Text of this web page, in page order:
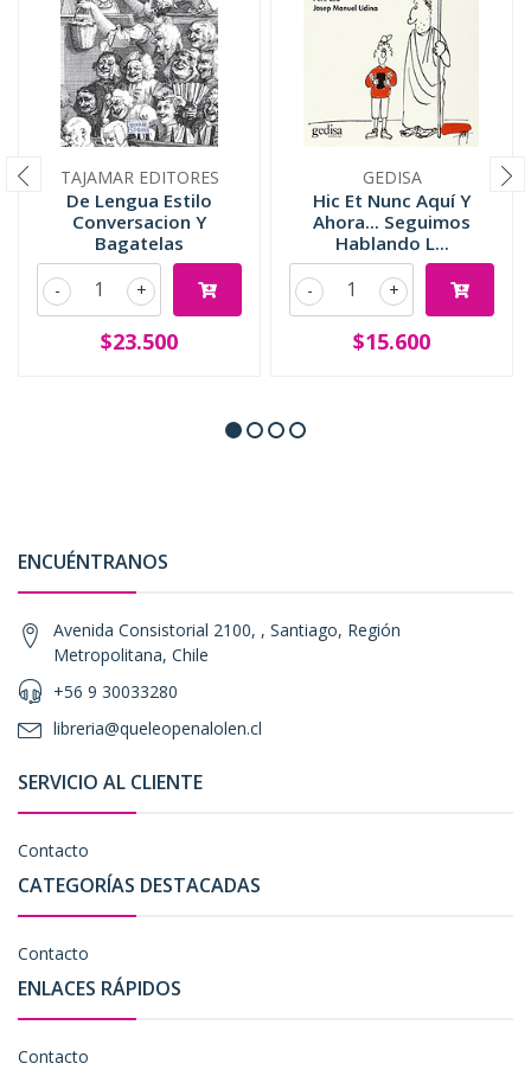
TAJAMAR EDITORES
De Lengua Estilo
Conversacion Y
Bagatelas
+
-
$23.500
GEDISA
Hic Et Nunc Aquí Y
Ahora... Seguimos
Hablando L...
+
-
$15.600
ENCUÉNTRANOS
Avenida Consistorial 2100, , Santiago, Región
Metropolitana, Chile
+56 9 30033280
libreria@queleopenalolen.cl
SERVICIO AL CLIENTE
Contacto
CATEGORÍAS DESTACADAS
Contacto
ENLACES RÁPIDOS
Contacto